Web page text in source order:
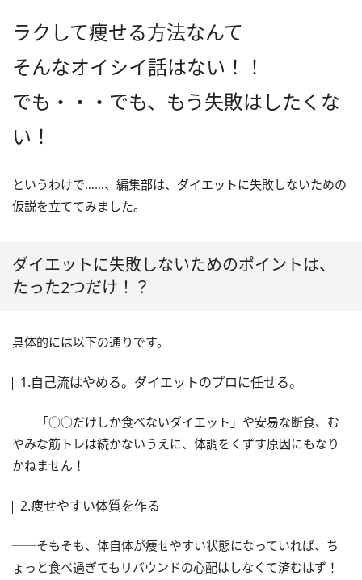
ラクして痩せる方法なんて
そんなオイシイ話はない！！
でも・・・でも、もう失敗はしたくな
い ！
というわけで……、編集部は、ダイエットに失敗しないための
仮説を立ててみました。
ダイエットに失敗しないためのポイントは、
たった2つだけ！？
具体的には以下の通りです。
1.自己流はやめる。ダイエットのプロに任せる。
──「○○だけしか食べないダイエット」や安易な断食、む
やみな筋トレは続かないうえに、体調をくずす原因にもなり
かねません！
2.痩せやすい体質を作る
──そもそも、体自体が痩せやすい状態になっていれば、ち
ょっと食べ過ぎてもリバウンドの心配はしなくて済むはず！